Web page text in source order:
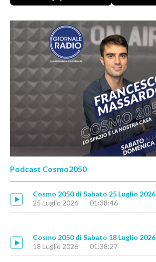
Podcast Cosmo2050
Cosmo 2050 di Sabato 25 Luglio 2026
25 Luglio 2026
01:38:46
Cosmo 2050 di Sabato 18 Luglio 2026
18 Luglio 2026
01:38:27